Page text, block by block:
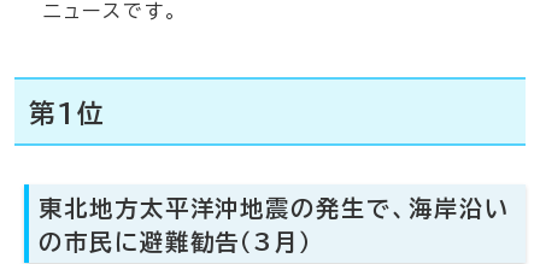
ニュースです。
第1位
東北地方太平洋沖地震の発生で、海岸沿い
の市民に避難勧告（3月）